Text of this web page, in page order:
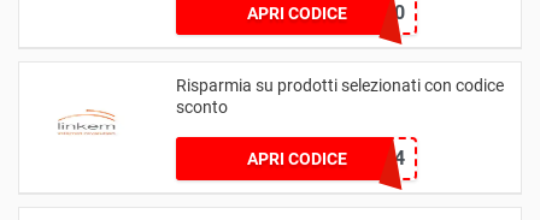
APRI CODICEBenv10
Risparmia su prodotti selezionati con codice
sconto
APRI CODICE96425C34